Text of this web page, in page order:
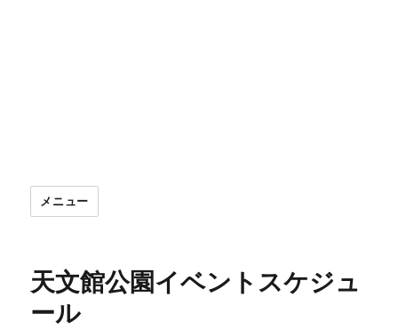
メニュー
天文館公園イベントスケジュ
ール